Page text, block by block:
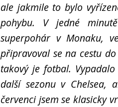
ale jakmile to bylo
pohybu. V jedné
superpohár v Monaku,
připravoval se na cestu
takový je fotbal.
další sezonu v Chelsea,
červenci jsem se klasicky